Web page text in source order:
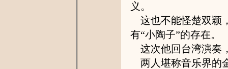
义。
这也不能怪楚双颖
有“小陶子”的存在。
这次他回台湾演奏
两人堪称音乐界的